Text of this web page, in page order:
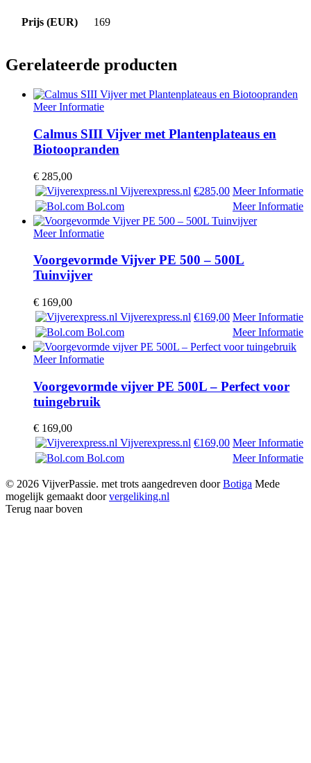
Prijs (EUR) 169
Gerelateerde producten
Meer Informatie
Calmus SIII Vijver met Plantenplateaus en
Biotoopranden
€ 285,00
Vijverexpress.nl €285,00 Meer Informatie
Bol.com
Meer Informatie
Meer Informatie
Voorgevormde Vijver PE 500 – 500L
Tuinvijver
€ 169,00
Vijverexpress.nl €169,00 Meer Informatie
Bol.com
Meer Informatie
Meer Informatie
Voorgevormde vijver PE 500L – Perfect voor
tuingebruik
€ 169,00
Vijverexpress.nl €169,00 Meer Informatie
Bol.com
Meer Informatie
© 2026 VijverPassie. met trots aangedreven doorBotiga Mede
mogelijk gemaakt doorvergeliking.nl
Terug naar boven